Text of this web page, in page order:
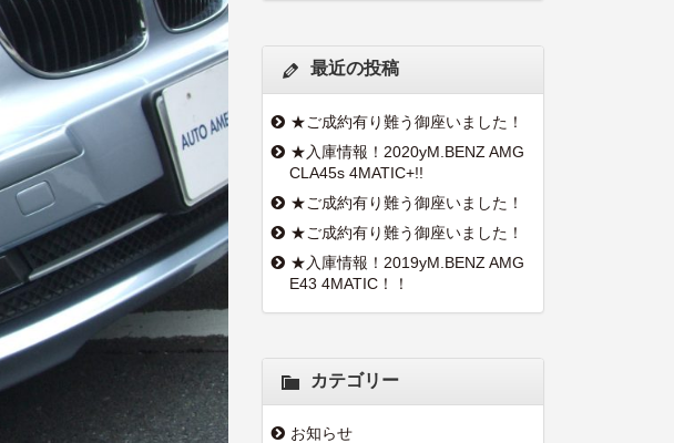
最近の投稿
★ご成約有り難う御座いました！
★入庫情報！2020yM.BENZ AMG
CLA45s 4MATIC+!!
★ご成約有り難う御座いました！
★ご成約有り難う御座いました！
★入庫情報！2019yM.BENZ AMG
E43 4MATIC！！
カテゴリー
お知らせ